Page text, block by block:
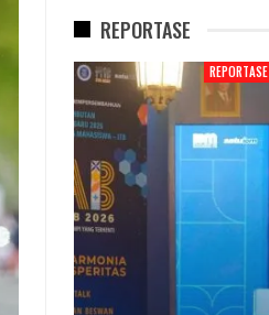
REPORTASE
REPORTASE